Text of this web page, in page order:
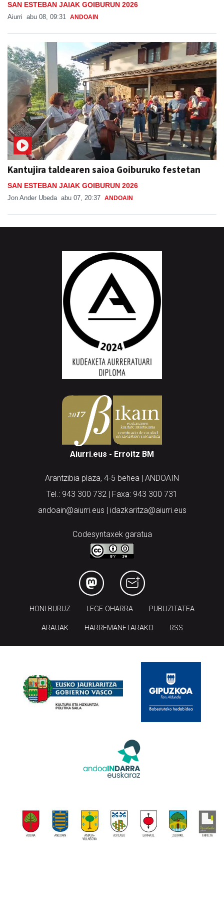
SAN ESTEBAN JAIAK GOIBURUN 2026
Aiurri abu 08, 09:31 ANDOAIN
Kantujira taldearen saioa Goiburuko festetan
SAN ESTEBAN JAIAK GOIBURUN 2026
Jon Ander Ubeda abu 07, 20:37 ANDOAIN
Aiurri.eus - Erroitz BM
Arantzibia plaza, 4-5 behea | ANDOAIN
Tel.: 943 300 732 | Faxa: 943 300 731
andoain@aiurri.eus | idazkaritza@aiurri.eus
Codesyntaxek garatua
HONI BURUZ LEGE OHARRA PUBLIZITATEA
ARAUAK HARREMANETARAKO RSS